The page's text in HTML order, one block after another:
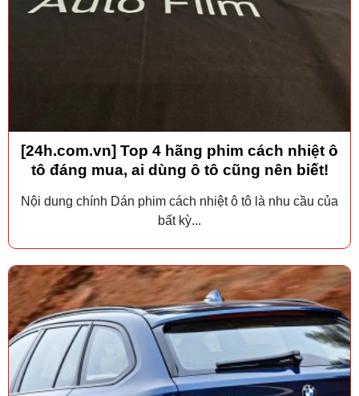
[24h.com.vn] Top 4 hãng phim cách nhiệt ô
tô đáng mua, ai dùng ô tô cũng nên biết!
Nội dung chính Dán phim cách nhiệt ô tô là nhu cầu của
bất kỳ...